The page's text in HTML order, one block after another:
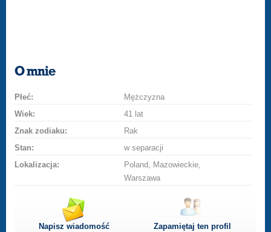
O mnie
Płeć:
Mężczyzna
Wiek:
41 lat
Znak zodiaku:
Rak
Stan:
w separacji
Lokalizacja:
Poland, Mazowieckie,
Warszawa
Napisz wiadomość Zapamiętaj ten profil